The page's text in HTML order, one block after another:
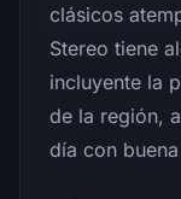
clásicos
Stereo tiene
incluyente la
de la región,
día con